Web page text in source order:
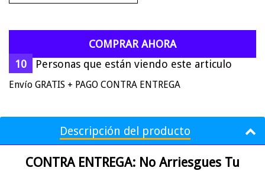
COMPRAR AHORA
7
Personas que están viendo este articulo
Envío GRATIS + PAGO CONTRA ENTREGA
Descripción del producto
CONTRA ENTREGA: No Arriesgues Tu